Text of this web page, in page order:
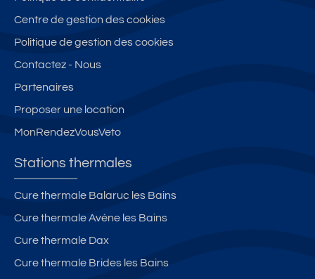
Centre de gestion des cookies
Politique de gestion des cookies
Contactez - Nous
Partenaires
Proposer une location
MonRendezVousVeto
Stations thermales
Cure thermale Balaruc les Bains
Cure thermale Avène les Bains
Cure thermale Dax
Cure thermale Brides les Bains